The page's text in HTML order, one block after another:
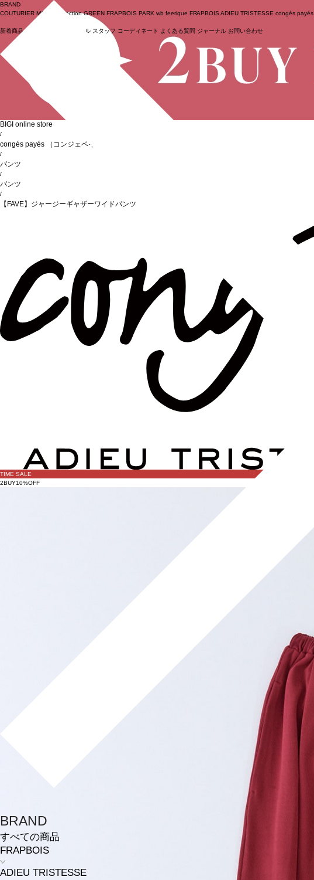
ログイン
BRAND
COUTURIER MOGA Collection GREEN FRAPBOIS PARK wb feerique FRAPBOIS ADIEU TRISTESSE congés payés
新着商品 (ライブ) セール スタッフ コーディネート よくある質問 ジャーナル お問い合わせ
BRAND
すべての商品
FRAPBOIS
ADIEU TRISTESSE
BIGI online store
/
congés payés （コンジェペイエ）
/
パンツ
/
パンツ
/
【FAVE】ジャージーギャザーワイドパンツ
TIME SALE
2BUY10%OFF